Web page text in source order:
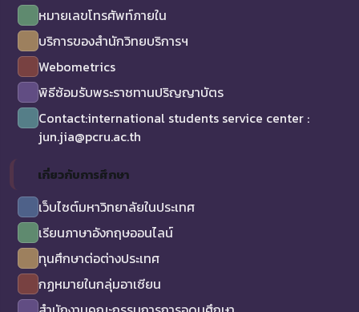
หมายเลขโทรศัพท์ภายใน
บริการของสำนักวิทยบริการฯ
Webometrics
พิธีซ้อมรับพระราชทานปริญญาบัตร
Contact:international students service center :
jun.jia@pcru.ac.th
เกี่ยวกับการศึกษา
เว็บไซต์มหาวิทยาลัยในประเทศ
เรียนภาษาอังกฤษออนไลน์
ทุนศึกษาต่อต่างประเทศ
กฏหมายในกลุ่มอาเซียน